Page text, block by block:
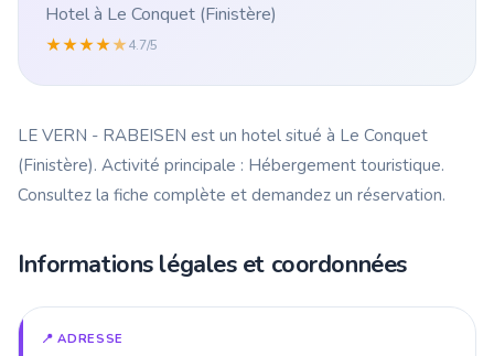
Hotel à Le Conquet (Finistère)
★★★★★4.7/5
LE VERN - RABEISEN est un hotel situé à Le Conquet
(Finistère). Activité principale : Hébergement touristique.
Consultez la fiche complète et demandez un réservation.
Informations légales et coordonnées
📍 ADRESSE